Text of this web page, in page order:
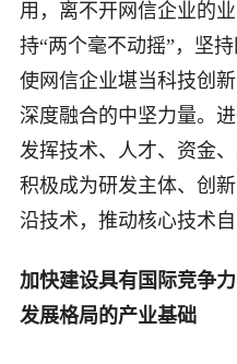
用，离不开网信企业的
持“两个毫不动摇”，坚
使网信企业堪当科技创
深度融合的中坚力量。
发挥技术、人才、资金
积极成为研发主体、创
沿技术，推动核心技术自
加快建设具有国际竞争
发展格局的产业基础